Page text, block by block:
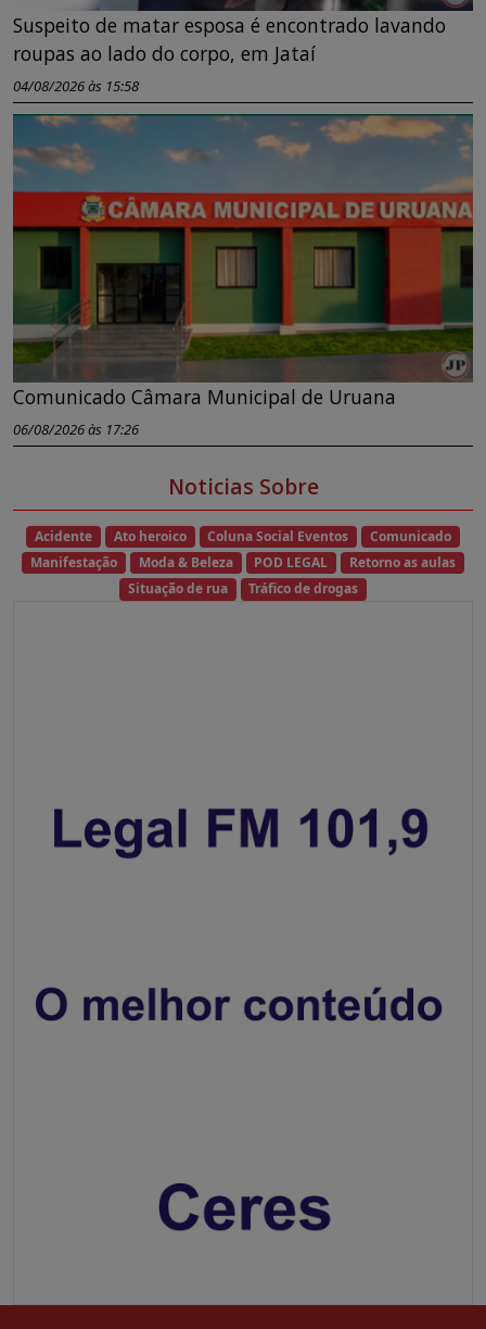
Suspeito de matar esposa é encontrado lavando
roupas ao lado do corpo, em Jataí
04/08/2026 às 15:58
Comunicado Câmara Municipal de Uruana
06/08/2026 às 17:26
Noticias Sobre
Acidente Ato heroico Coluna Social Eventos
Comunicado
Manifestação
Moda & Beleza POD LEGAL
Retorno as aulas
Situação de rua
Tráfico de drogas